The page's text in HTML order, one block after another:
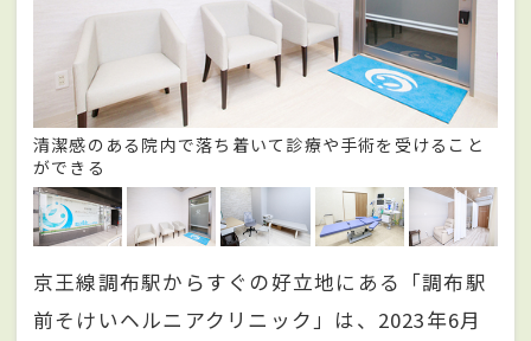
清潔感のある院内で落ち着いて診療や手術を受けること
ができる
京王線調布駅からすぐの好立地にある「調布駅
前そけいヘルニアクリニック」は、2023年6月